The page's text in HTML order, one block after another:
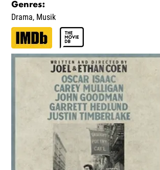
Genres:
Drama, Musik